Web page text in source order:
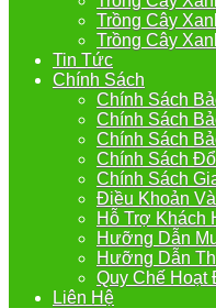
Trồng Cây
Trồng Cây
Tin Tức
Chính Sách
Chính Sách
Chính Sách
Chính Sách
Chính Sách
Chính Sách
Điều Khoản
Hỗ Trợ Khách
Hưỡng Dẫn
Hưỡng Dẫn
Quy Chế Hoạt
Liên Hệ